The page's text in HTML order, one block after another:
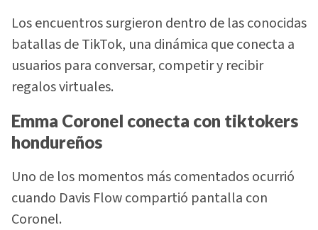
Los encuentros surgieron dentro de las conocidas
batallas de TikTok, una dinámica que conecta a
usuarios para conversar, competir y recibir
regalos virtuales.
Emma Coronel conecta con tiktokers
hondureños
Uno de los momentos más comentados ocurrió
cuando Davis Flow compartió pantalla con
Coronel.